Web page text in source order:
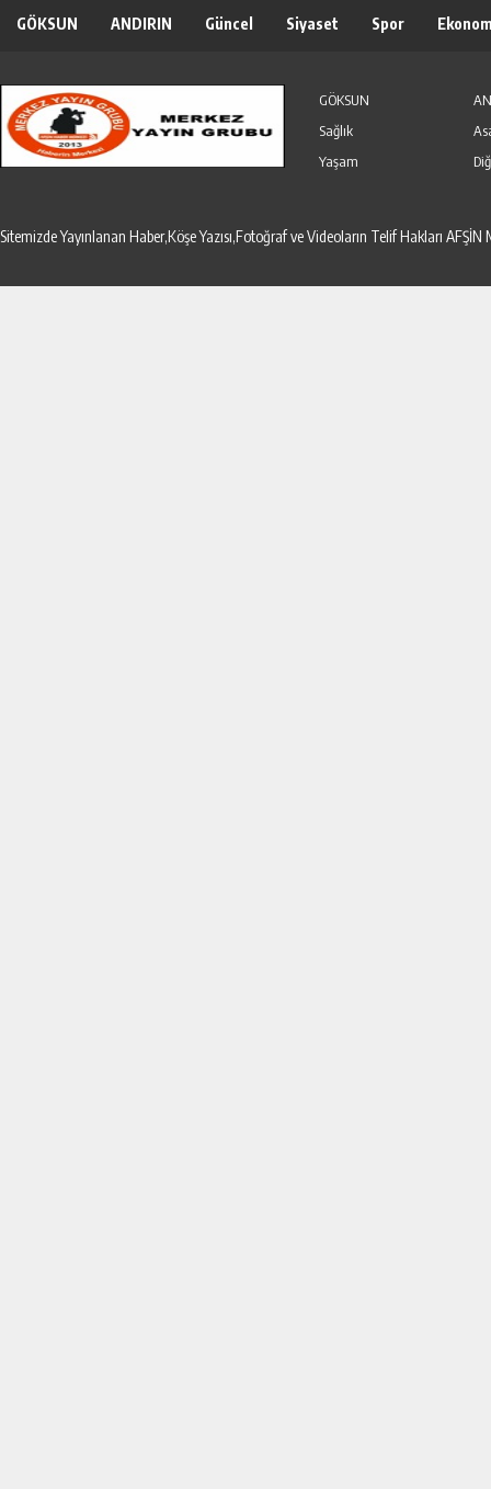
GÖKSUN ANDIRIN Güncel Siyaset Spor
GÖKSUN
Sağlık
Yaşam
Sitemizde Yayınlanan Haber,Köşe Yazısı,Fotoğraf ve Videoların Telif Hakları